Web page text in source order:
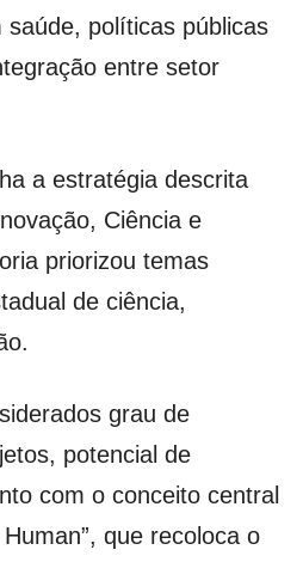
saúde, políticas públicas
entre setor
a estratégia descrita
Ciência e
priorizou temas
de ciência,
grau de
potencial de
com o conceito central
que recoloca o